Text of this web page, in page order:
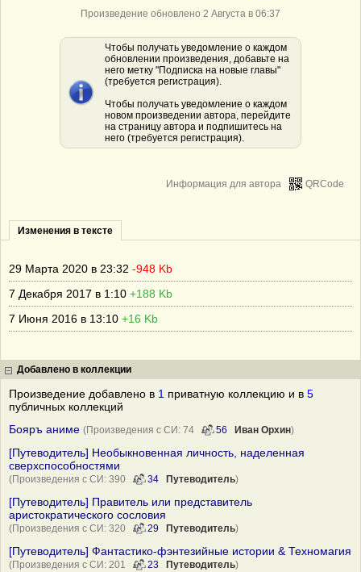
Произведение обновлено 2 Августа в 06:37
Чтобы получать уведомление о каждом
обновлении произведения, добавьте на
него метку "Подписка на новые главы"
(требуется регистрация).
Чтобы получать уведомление о каждом
новом произведении автора, перейдите
на страницу автора и подпишитесь на
него (требуется регистрация).
QRCode
Информация для автора
Изменения в тексте
29 Марта 2020 в 23:32 -948 Kb
7 Декабря 2017 в 1:10 +188 Kb
7 Июня 2016 в 13:10 +16 Kb
Добавлено в коллекции
Произведение добавлено в 1 приватную коллекцию и в 5
публичных коллекций
Бояръ аниме (Произведения с СИ: 74 56 Иван Орхин)
[Путеводитель] Необыкновенная личность, наделенная
сверхспособностями
(Произведения с СИ: 390 34 Путеводитель)
[Путеводитель] Правитель или представитель
аристократического сословия
(Произведения с СИ: 320 29 Путеводитель)
[Путеводитель] Фантастико-фэнтезийные истории & Техномагия
(Произведения с СИ: 201 23 Путеводитель)